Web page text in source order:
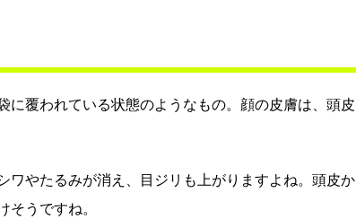
覆われている状態のようなもの。顔の皮膚は、頭皮
やたるみが消え、目ジリも上がりますよね。頭皮か
うですね。